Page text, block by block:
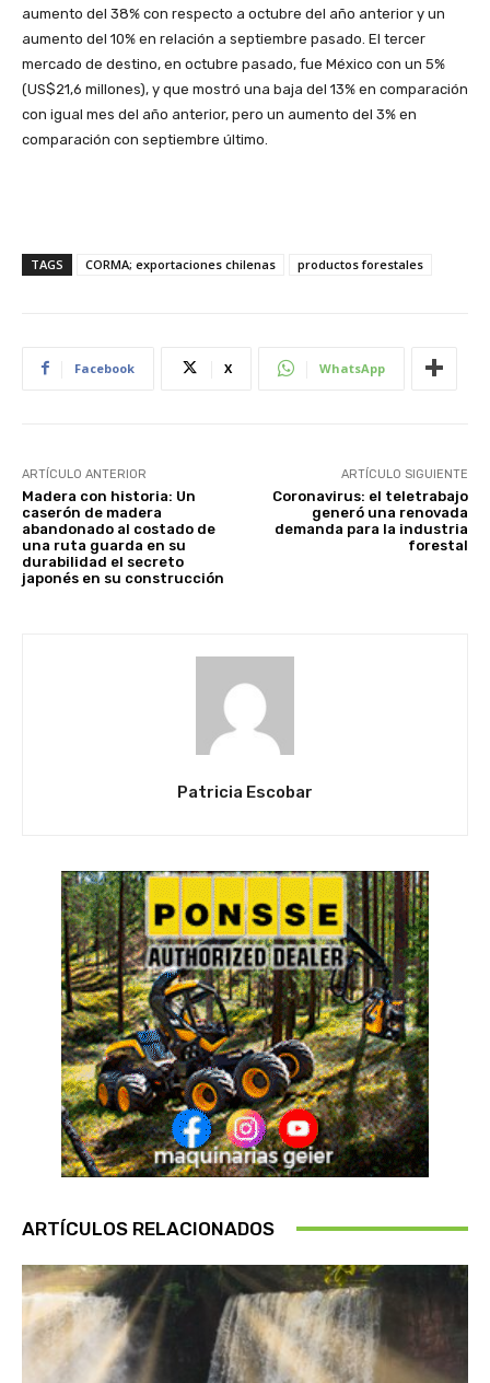
aumento del 38% con respecto a octubre del año anterior y un
aumento del 10% en relación a septiembre pasado. El tercer
mercado de destino, en octubre pasado, fue México con un 5%
(US$21,6 millones), y que mostró una baja del 13% en comparación
con igual mes del año anterior, pero un aumento del 3% en
comparación con septiembre último.
TAGS CORMA; exportaciones chilenas productos forestales
Facebook X WhatsApp
ARTÍCULO ANTERIOR
Madera con historia: Un
caserón de madera
abandonado al costado de
una ruta guarda en su
durabilidad el secreto
japonés en su construcción
ARTÍCULO SIGUIENTE
Coronavirus: el teletrabajo
generó una renovada
demanda para la industria
forestal
Patricia Escobar
ARTÍCULOS RELACIONADOS